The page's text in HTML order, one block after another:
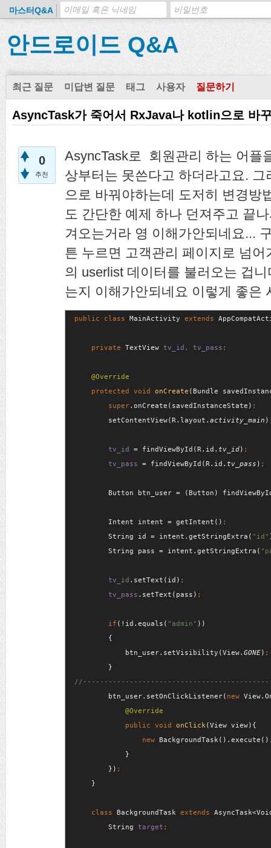
마스터Q&A
안드로이드 Q&A
최근 질문 미답변 질문 태그 사용자 질문하기
AsyncTask가 죽어서 RxJava나 kotlin으로 바
0
추천
AsyncTask로 회원관리 하는 어플
상부터는 못쓴다고 하더라고요.
으로 바꿔야하는데 도저히 변경방
도 간단한 예제 하나 던져주고 끝
겨오는거라 영 이해가안되네요...
튼 누르면 고객관리 페이지로 넘
의 userlist 데이터를 불러오는 겁
는지 이해가안되네요 이렇게 좋은
public class MainActivity extends
private TextView tv_id , tv_pass
protected void onCreate (Bundle
super.onCreate(savedInstanceState)
setContentView(R.layout. activity_main )
tv_id = findViewById(R.id. tv_id)
tv_pass = findViewById(R.id. tv_pass )
Button btn_user = (Button)
Intent intent = getIntent()
String id = intent.getStringExtra( "id"
String pass = intent.getStringExtra(
tv_id .setText(id)
tv_pass .setText(pass)
        if
(!id.equals( "admin" ))
        {
            btn_user.setVisibility(View.
GONE)
btn_user.setOnClickListener( new
public void onClick(View view){
new BackgroundTask().execute()
}
        })
}
class BackgroundTask extends
        String
target